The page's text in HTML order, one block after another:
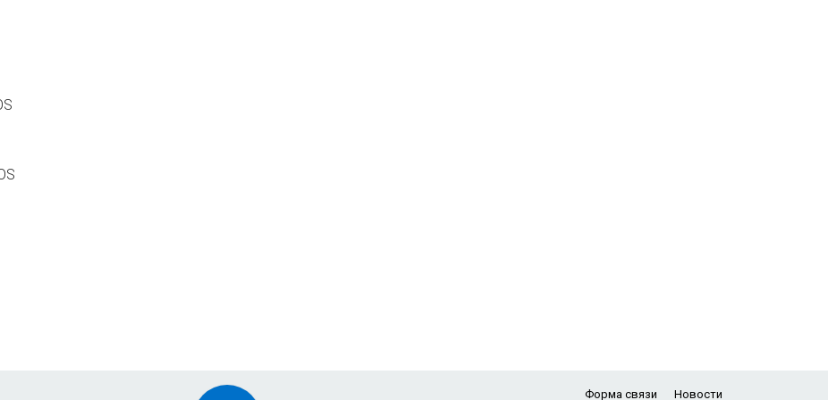
Форма связи Новости